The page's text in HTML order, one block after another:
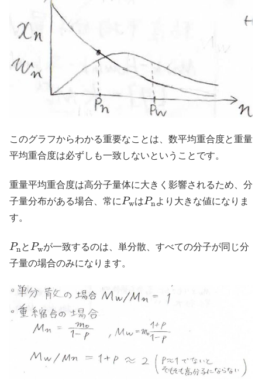
このグラフからわかる重要なことは、数平均重合度と重量
平均重合度は必ずしも一致しないということです。
重量平均重合度は高分子量体に大きく影響されるため、分
子量分布がある場合、常に
Pw
は
Pn
より大きな値になりま
す。
Pn
と
Pw
が一致するのは、単分散、すべての分子が同じ分
子量の場合のみになります。